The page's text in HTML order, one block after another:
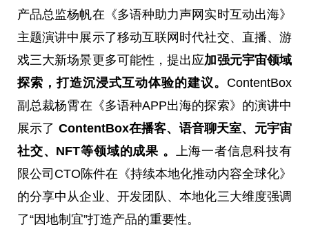
产品总监杨帆在《多语种助力声网实时互动出海》
主题演讲中展示了移动互联网时代社交、直播、游
戏三大新场景更多可能性，提出应加强元宇宙领域
探索，打造沉浸式互动体验的建议。 ContentBox
副总裁杨霄在《多语种APP出海的探索》的演讲中
展示了 ContentBox在播客、语音聊天室、元宇宙
社交、NFT等领域的成果 。 上海一者信息科技有
限公司CTO陈件在《持续本地化推动内容全球化》
的分享中从企业、开发团队、本地化三大维度强调
了“因地制宜”打造产品的重要性。